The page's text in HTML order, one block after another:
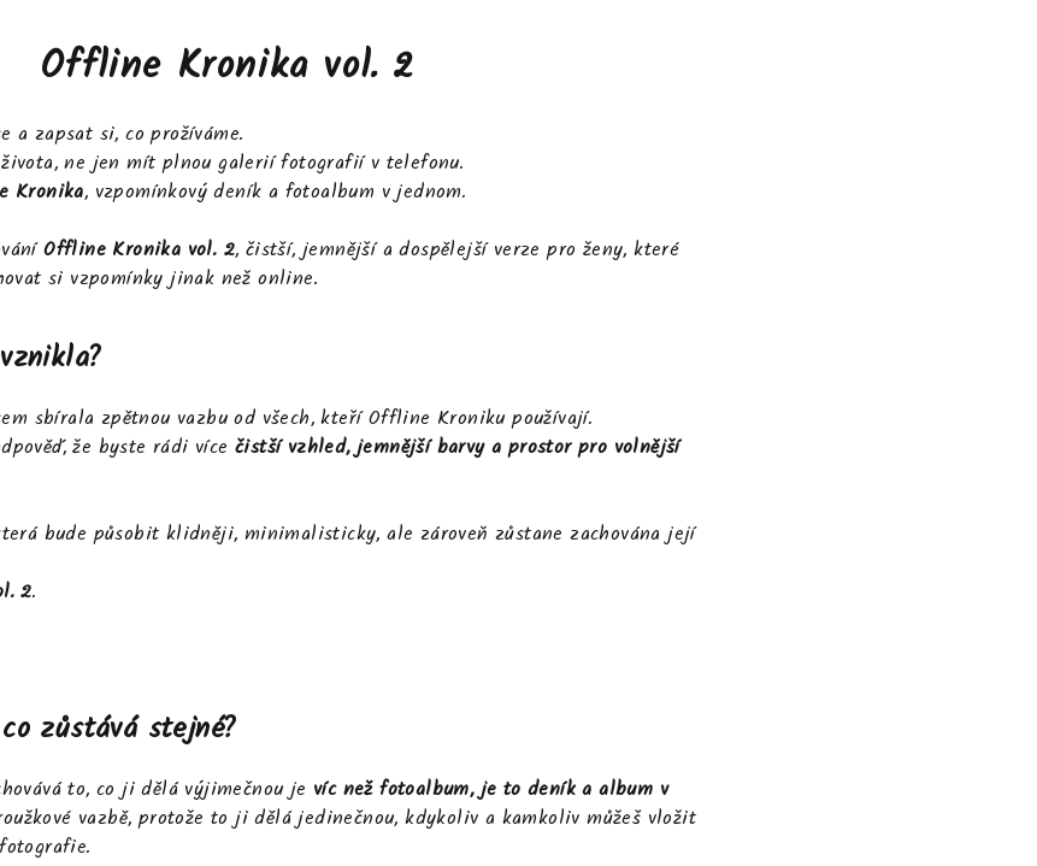
Offline Kronika vol. 2
a zapsat si, co prožíváme.
ne jen mít plnou galerií fotografií v telefonu.
Kronika, vzpomínkový deník a fotoalbum v jednom.
Offline Kronika vol. 2, čistší, jemnější a dospělejší verze pro ženy, které
si vzpomínky jinak než online.
sbírala zpětnou vazbu od všech, kteří Offline Kroniku používají.
že byste rádi více čistší vzhled, jemnější barvy a prostor pro volnější
bude působit klidněji, minimalisticky, ale zároveň zůstane zachována její
2.
zůstává stejné?
to, co ji dělá výjimečnou je víc než fotoalbum, je to deník a album v
vazbě, protože to ji dělá jedinečnou, kdykoliv a kamkoliv můžeš vložit
.